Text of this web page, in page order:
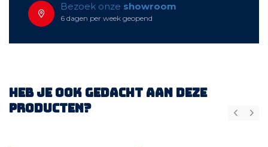
Bezoek onze showroom
6 dagen per week geopend
Heb je ook gedacht aan deze
producten?